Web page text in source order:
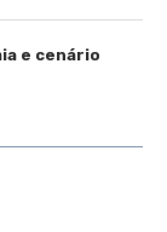
e cenário